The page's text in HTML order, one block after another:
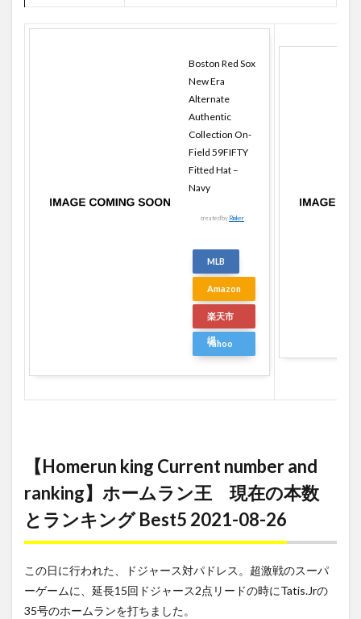
Boston Red Sox
New Era
Alternate
Authentic
Collection On-
Field 59FIFTY
Fitted Hat –
Navy
created by Rinker
MLB
Amazon
楽天市
場
Yahoo
【Homerun king Current number and
ranking】ホームラン王 現在の本数
とランキング Best5 2021-08-26
この日に行われた、ドジャース対パドレス。超激戦のスーパ
ーゲームに、延長15回ドジャース2点リードの時にTatis.Jrの
35号のホームランを打ちました。